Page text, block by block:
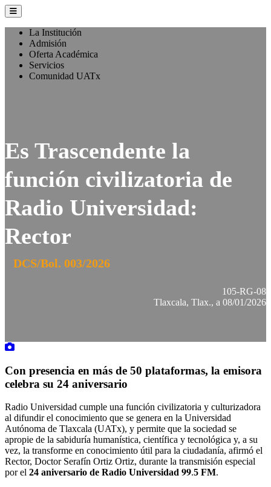
La Institución
Admisión
Oferta Académica
Servicios
Comunidad UATx
Es Trascendente la
función civilizatoria de
Radio Universidad:
Rector
DCS/Bol. 003/2026
105-RG-08
Tlaxcala, Tlax., a 08/01/2026
Con presencia en más de 50 plataformas, la emisora
celebra su 24 aniversario
Radio Universidad cumple una función civilizatoria y culturizadora
al difundir el conocimiento que se genera en la Universidad
Autónoma de Tlaxcala (UATx), y permite que la sociedad se
apropie de la sabiduría humanística, científica y tecnológica y, a su
vez, la transforme en conocimiento útil para la ciudadanía, afirmó el
Rector, Doctor Serafín Ortiz Ortiz, durante la transmisión especial
por el 24 aniversario de Radio Universidad 𝟗𝟗.5 FM.